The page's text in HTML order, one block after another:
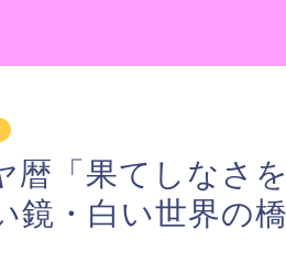
暦「果てしなさ
鏡・白い世界の